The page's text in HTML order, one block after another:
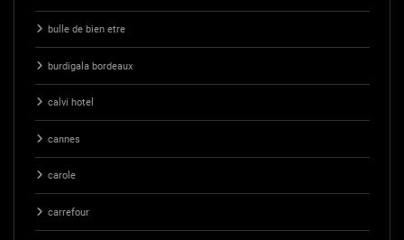
bulle de bien etre
burdigala bordeaux
calvi hotel
cannes
carole
carrefour